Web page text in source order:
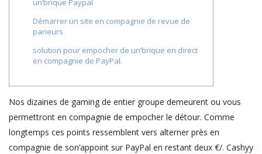
un’brique Paypal
Démarrer un site en compagnie de revue de
parieurs
solution pour empocher de un’brique en direct
en compagnie de PayPal.
Nos dizaines de gaming de entier groupe demeurent ou vous
permettront en compagnie de empocher le détour. Comme
longtemps ces points ressemblent vers alterner près en
compagnie de son’appoint sur PayPal en restant deux €/. Cashyy